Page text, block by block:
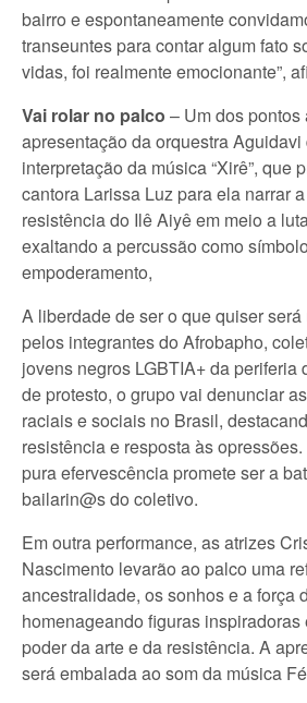
bairro e espontaneamente
transeuntes para contar algum fato
vidas, foi realmente emocionante”,
Vai rolar no palco – Um dos
apresentação da orquestra
interpretação da música “Xirê”, que
cantora Larissa Luz para ela narrar
resistência do Ilê Aiyê em meio a
exaltando a percussão como
empoderamento,
A liberdade de ser o que quiser
pelos integrantes do Afrobapho,
jovens negros LGBTIA+ da periferia
de protesto, o grupo vai denunciar
raciais e sociais no Brasil,
resistência e resposta às
pura efervescência promete ser a
bailarin@s do coletivo.
Em outra performance, as atrizes
Nascimento levarão ao palco uma
ancestralidade, os sonhos e a força
homenageando figuras inspiradoras
poder da arte e da resistência. A
será embalada ao som da música